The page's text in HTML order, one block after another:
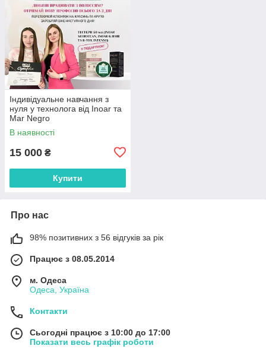
Індивідуальне навчання з
нуля у технолога від Inoar та
Mar Negro
В наявності
15 000 ₴
Купити
Про нас
98% позитивних з 56 відгуків за рік
Працює з 08.05.2014
м. Одеса
Одеса, Україна
Контакти
Сьогодні працює з 10:00 до 17:00
Показати весь графік роботи